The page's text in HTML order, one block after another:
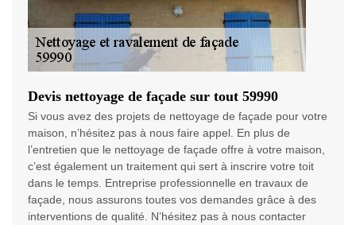
Devis nettoyage de façade sur tout 59990
Si vous avez des projets de nettoyage de façade pour votre
maison, n’hésitez pas à nous faire appel. En plus de
l’entretien que le nettoyage de façade offre à votre maison,
c’est également un traitement qui sert à inscrire votre toit
dans le temps. Entreprise professionnelle en travaux de
façade, nous assurons toutes vos demandes grâce à des
interventions de qualité. N’hésitez pas à nous contacter